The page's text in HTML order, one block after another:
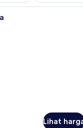
Double, tanpa jendela
Lihat